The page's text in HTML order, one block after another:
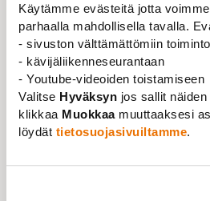
Käytämme evästeitä jotta
parhaalla mahdollisella tavalla.
- sivuston välttämättömiin
- kävijäliikenneseurantaan
- Youtube-videoiden toistamiseen
Valitse Hyväksyn jos sallit
klikkaa Muokkaamuuttaaksesi
löydät tietosuojasivuiltamme.
communication and instructions
is also advisable to update your
such as your personal email
membership register to ensure
communications reach you
strikes. Employer-provided
may not be available in such
UPDATE YOUR CONTACT